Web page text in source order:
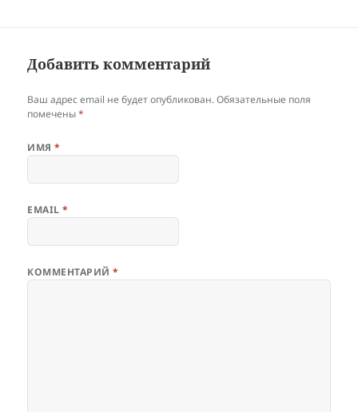
Добавить комментарий
Ваш адрес email не будет опубликован. Обязательные поля
помечены*
ИМЯ*
EMAIL*
КОММЕНТАРИЙ*